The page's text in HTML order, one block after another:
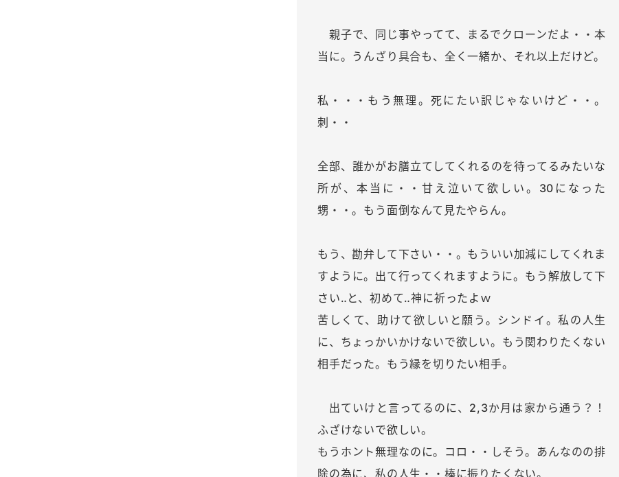
親子で、同じ事やってて、まるでクローンだよ・・本
当に。うんざり具合も、全く一緒か、それ以上だけど。
私・・・もう無理。死にたい訳じゃないけど・・。
刺・・
全部、誰かがお膳立てしてくれるのを待ってるみたいな
所が、本当に・・甘え泣いて欲しい。30になった
甥・・。もう面倒なんて見たやらん。
もう、勘弁して下さい・・。もういい加減にしてくれま
すように。出て行ってくれますように。もう解放して下
さい‥と、初めて‥神に祈ったよｗ
苦しくて、助けて欲しいと願う。シンドイ。私の人生
に、ちょっかいかけないで欲しい。もう関わりたくない
相手だった。もう縁を切りたい相手。
出ていけと言ってるのに、2,3か月は家から通う？！
ふざけないで欲しい。
もうホント無理なのに。コロ・・しそう。あんなのの排
除の為に、私の人生・・棒に振りたくない。